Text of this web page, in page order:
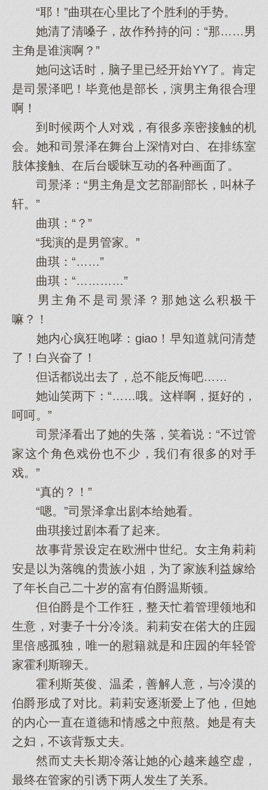
“耶！”曲琪在心里比了个胜利的手势。
她清了清嗓子，故作矜持的问：“那……男
主角是谁演啊？”
她问这话时，脑子里已经开始YY了。肯定
是司景泽吧！毕竟他是部长，演男主角很合理
啊！
到时候两个人对戏，有很多亲密接触的机
会。她和司景泽在舞台上深情对白、在排练室
肢体接触、在后台暧昧互动的各种画面了。
司景泽：“男主角是文艺部副部长，叫林子
轩。”
曲琪：“？”
“我演的是男管家。”
曲琪：“……”
曲琪：“…………”
男主角不是司景泽？那她这么积极干
嘛？！
她内心疯狂咆哮：giao！早知道就问清楚
了！白兴奋了！
但话都说出去了，总不能反悔吧……
她讪笑两下：“……哦。这样啊，挺好的，
呵呵。”
司景泽看出了她的失落，笑着说：“不过管
家这个角色戏份也不少，我们有很多的对手
戏。”
“真的？！”
“嗯。”司景泽拿出剧本给她看。
曲琪接过剧本看了起来。
故事背景设定在欧洲中世纪。女主角莉莉
安是以为落魄的贵族小姐，为了家族利益嫁给
了年长自己二十岁的富有伯爵温斯顿。
但伯爵是个工作狂，整天忙着管理领地和
生意，对妻子十分冷淡。莉莉安在偌大的庄园
里倍感孤独，唯一的慰籍就是和庄园的年轻管
家霍利斯聊天。
霍利斯英俊、温柔，善解人意，与冷漠的
伯爵形成了对比。莉莉安逐渐爱上了他，但她
的内心一直在道德和情感之中煎熬。她是有夫
之妇，不该背叛丈夫。
然而丈夫长期冷落让她的心越来越空虚，
最终在管家的引诱下两人发生了关系。